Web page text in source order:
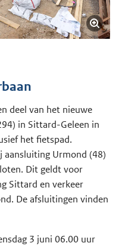
deel van het nieuwe
in Sittard-Geleen in
het fietspad.
aansluiting Urmond (48)
Dit geldt voor
Sittard en verkeer
De afsluitingen vinden
3 juni 06.00 uur